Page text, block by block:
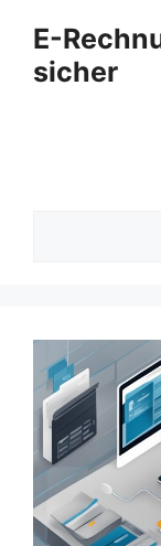
Inhalt
springen
E-
sicher